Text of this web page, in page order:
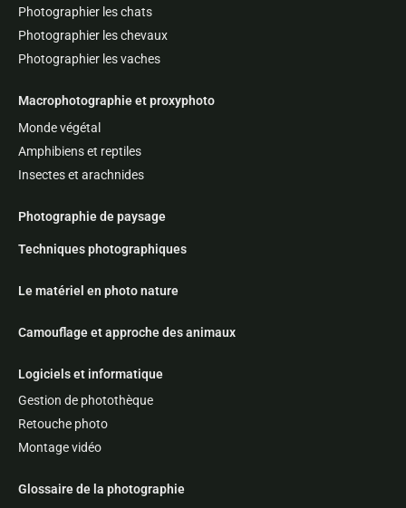
Photographier les chats
Photographier les chevaux
Photographier les vaches
Macrophotographie et proxyphoto
Monde végétal
Amphibiens et reptiles
Insectes et arachnides
Photographie de paysage
Techniques photographiques
Le matériel en photo nature
Camouflage et approche des animaux
Logiciels et informatique
Gestion de photothèque
Retouche photo
Montage vidéo
Glossaire de la photographie